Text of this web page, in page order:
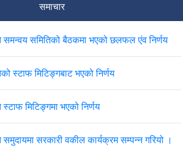
भई देहाय बमोजिम विषयमा छलफल र निर्णय
।
समाचार
समितिको बैठकमा भएको छलफल एंव निर्णय
स्टाफ मिटिङ्गबाट भएको निर्णय
मिटिङ्गमा भएको निर्णय
सरकारी वकील कार्यक्रम सम्पन्न गरियो ।